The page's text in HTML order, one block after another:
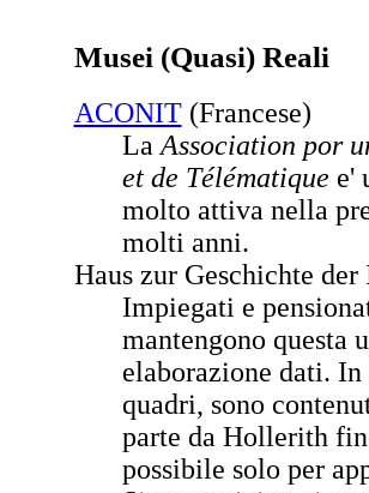
Musei (Quasi) Reali
ACONIT(Francese)
La Association por
et de Télématique e'
molto attiva nella
molti anni.
Haus zur Geschichte
Impiegati e
mantengono questa
elaborazione dati.
quadri, sono
parte da Hollerith
possibile solo per